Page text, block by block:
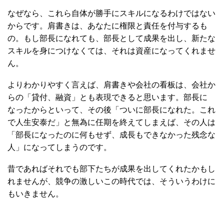
なぜなら、これら自体が勝手にスキルになるわけではない
からです。肩書きは、あなたに権限と責任を付与するも
の。もし部長になれても、部長として成果を出し、新たな
スキルを身につけなくては、それは資産になってくれませ
ん。
よりわかりやすく言えば、肩書きや会社の看板は、会社か
らの「貸付、融資」とも表現できると思います。部長に
なったからといって、その後「ついに部長になれた。これ
で人生安泰だ」と無為に任期を終えてしまえば、その人は
「部長になったのに何もせず、成長もできなかった残念な
人」になってしまうのです。
昔であればそれでも部下たちが成果を出してくれたかもし
れませんが、競争の激しいこの時代では、そういうわけに
もいきません。